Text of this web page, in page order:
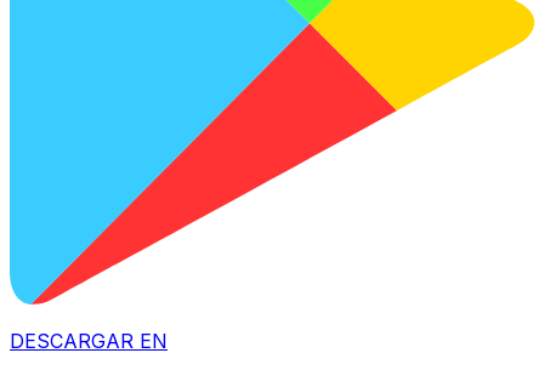
DESCARGAR EN